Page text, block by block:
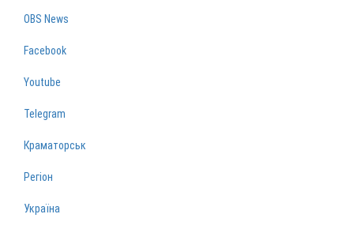
OBS News
Facebook
Youtube
Telegram
Краматорськ
Регіон
Україна